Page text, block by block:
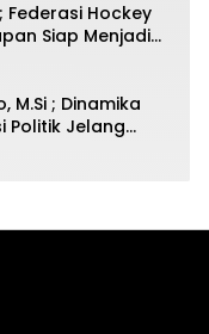
Federasi Hockey
Siap Menjadi
M.Si ; Dinamika
Politik Jelang